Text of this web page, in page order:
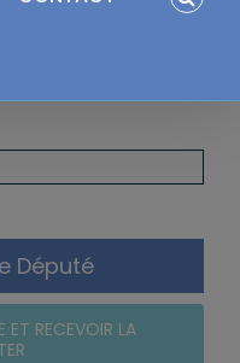
Député
ET RECEVOIR LA